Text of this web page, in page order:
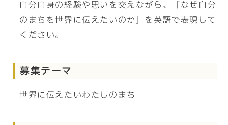
自分自身の経験や思いを交えながら、「なぜ自分
のまちを世界に伝えたいのか」を英語で表現して
ください。
募集テーマ
世界に伝えたいわたしのまち